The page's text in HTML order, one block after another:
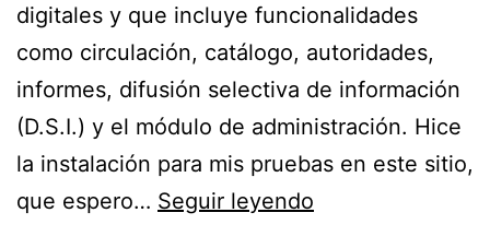
digitales y que incluye funcionalidades
como circulación, catálogo, autoridades,
informes, difusión selectiva de información
(D.S.I.) y el módulo de administración. Hice
la instalación para mis pruebas en este sitio,
que espero… Seguir leyendo